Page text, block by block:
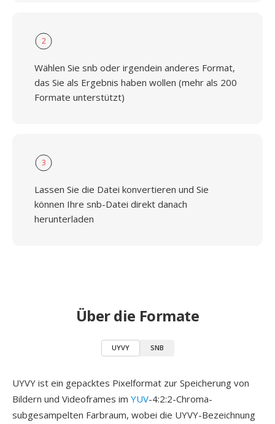
2
Wählen Sie snb oder irgendein anderes Format,
das Sie als Ergebnis haben wollen (mehr als 200
Formate unterstützt)
3
Lassen Sie die Datei konvertieren und Sie
können Ihre snb-Datei direkt danach
herunterladen
Über die Formate
UYVY SNB
UYVY ist ein gepacktes Pixelformat zur Speicherung von
Bildern und Videoframes im YUV-4:2:2-Chroma-
subgesampelten Farbraum, wobei die UYVY-Bezeichnung